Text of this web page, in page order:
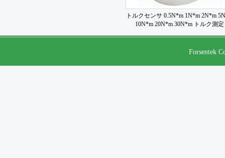
トルクセンサ 0.5N*m 1N*m 2N*m
10N*m 20N*m 30N*m トルク測定
Forsentek